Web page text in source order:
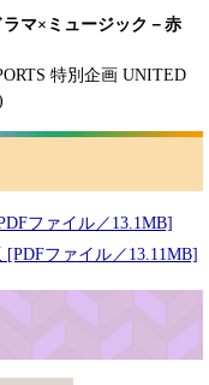
マ×ミュージック－​赤
特別企画 UNITED
)
ファイル／13.1MB]
ファイル／13.11MB]